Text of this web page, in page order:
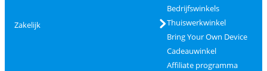
Zakelijk
Bedrijfswinkels
Thuiswerkwinkel
Bring Your Own Device
Cadeauwinkel
Affiliate programma